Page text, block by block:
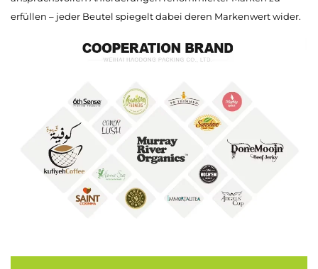
erfüllen – jeder Beutel spiegelt dabei deren Markenwert wider.